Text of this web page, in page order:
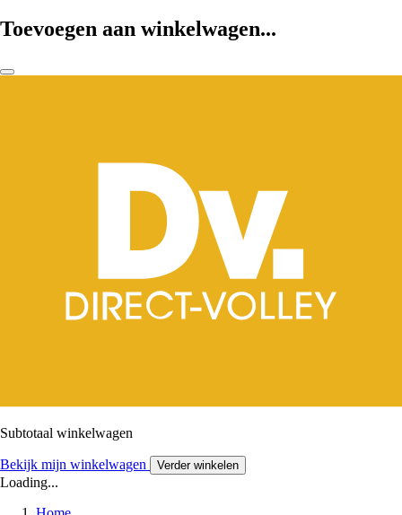
Toevoegen aan winkelwagen...
Subtotaal winkelwagen
Bekijk mijn winkelwagen Verder winkelen
Loading...